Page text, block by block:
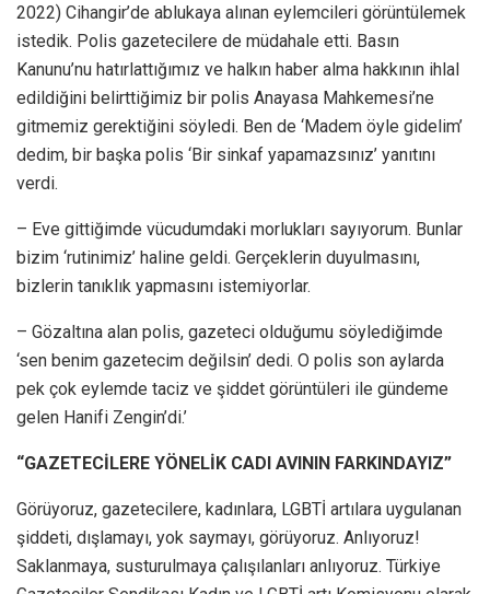
2022) Cihangir’de ablukaya alınan eylemcileri görüntülemek
istedik. Polis gazetecilere de müdahale etti. Basın
Kanunu’nu hatırlattığımız ve halkın haber alma hakkının ihlal
edildiğini belirttiğimiz bir polis Anayasa Mahkemesi’ne
gitmemiz gerektiğini söyledi. Ben de ‘Madem öyle gidelim’
dedim, bir başka polis ‘Bir sinkaf yapamazsınız’ yanıtını
verdi.
– Eve gittiğimde vücudumdaki morlukları sayıyorum. Bunlar
bizim ‘rutinimiz’ haline geldi. Gerçeklerin duyulmasını,
bizlerin tanıklık yapmasını istemiyorlar.
– Gözaltına alan polis, gazeteci olduğumu söylediğimde
‘sen benim gazetecim değilsin’ dedi. O polis son aylarda
pek çok eylemde taciz ve şiddet görüntüleri ile gündeme
gelen Hanifi Zengin’di.’
“GAZETECİLERE YÖNELİK CADI AVININ FARKINDAYIZ”
Görüyoruz, gazetecilere, kadınlara, LGBTİ artılara uygulanan
şiddeti, dışlamayı, yok saymayı, görüyoruz. Anlıyoruz!
Saklanmaya, susturulmaya çalışılanları anlıyoruz. Türkiye